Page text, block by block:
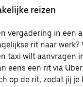
reizen
vergadering in een
rit naar werk?
taxi wilt aanvragen
eens een rit via
op de rit, zodat jij je